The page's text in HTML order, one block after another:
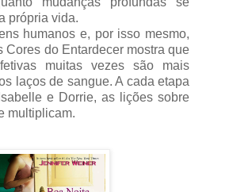
própria vida.
humanos e, por isso mesmo,
Cores do Entardecer mostra que
muitas vezes são mais
laços de sangue. A cada etapa
e Dorrie, as lições sobre
multiplicam.